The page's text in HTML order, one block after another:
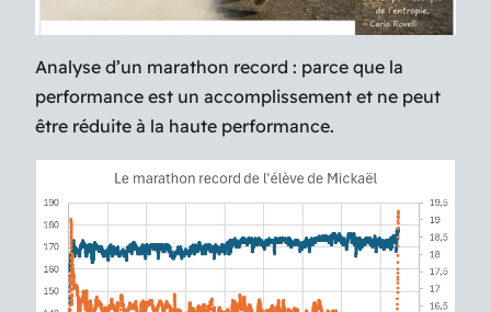
Analyse d’un marathon record : parce que la
performance est un accomplissement et ne peut
être réduite à la haute performance.